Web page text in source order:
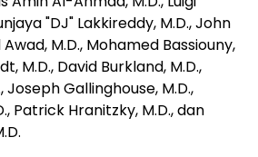
"DJ" Lakkireddy, M.D., John
Awad, M.D., Mohamed Bassiouny,
M.D., David Burkland, M.D.,
Joseph Gallinghouse, M.D.,
Patrick Hranitzky, M.D., dan